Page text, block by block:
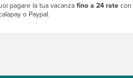
pagare la tua vacanza fino a 24 rate con
o Paypal.